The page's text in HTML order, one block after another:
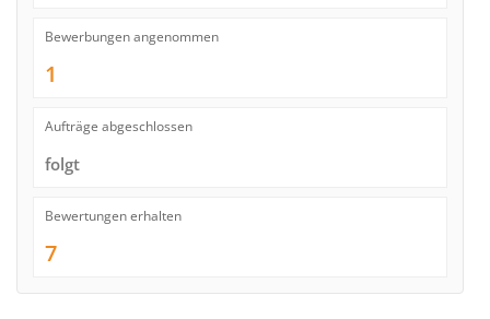
Bewerbungen angenommen
1
Aufträge abgeschlossen
folgt
Bewertungen erhalten
7